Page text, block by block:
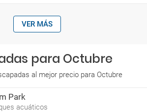
VER MÁS
para Octubre
al mejor precio para Octubre
Park
acuáticos